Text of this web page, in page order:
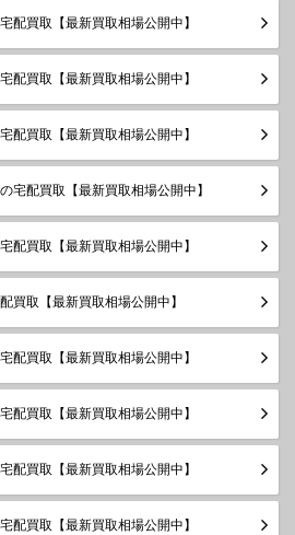
配買取【最新買取相場公開中】
配買取【最新買取相場公開中】
配買取【最新買取相場公開中】
宅配買取【最新買取相場公開中】
配買取【最新買取相場公開中】
買取【最新買取相場公開中】
配買取【最新買取相場公開中】
配買取【最新買取相場公開中】
配買取【最新買取相場公開中】
配買取【最新買取相場公開中】